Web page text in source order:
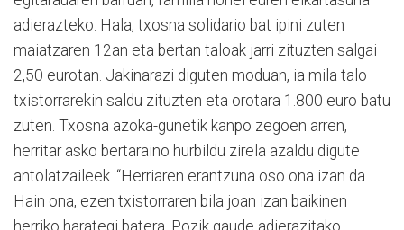
adierazteko. Hala, txosna solidario bat ipini zuten
maiatzaren 12an eta bertan taloak jarri zituzten salgai
2,50 eurotan. Jakinarazi diguten moduan, ia mila talo
txistorrarekin saldu zituzten eta orotara 1.800 euro batu
zuten. Txosna azoka-gunetik kanpo zegoen arren,
herritar asko bertaraino hurbildu zirela azaldu digute
antolatzaileek. “Herriaren erantzuna oso ona izan da.
Hain ona, ezen txistorraren bila joan izan baikinen